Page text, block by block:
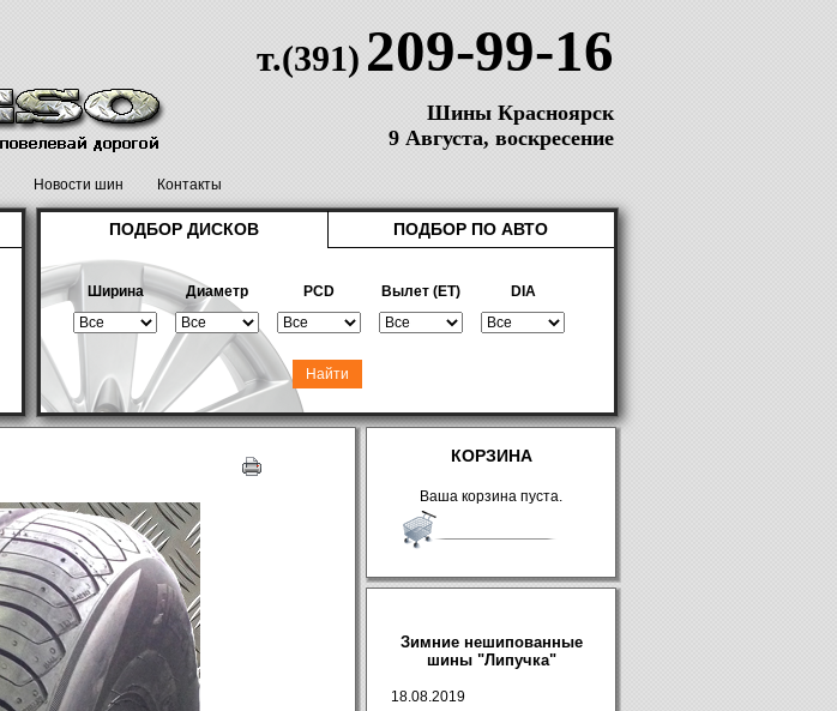
т.(391) 209-99-16
Шины Красноярск
9 Августа, воскресение
Новости шин Контакты
ПОДБОР ДИСКОВ ПОДБОР ПО АВТО
Ширина Диаметр PCD Вылет (ET) DIA
КОРЗИНА
Ваша корзина пуста.
Зимние нешипованные
шины "Липучка"
18.08.2019